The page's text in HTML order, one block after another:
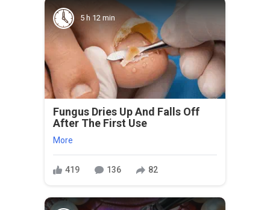
5 h 12 min
Fungus Dries Up And Falls Off
After The First Use
More
419 136 82